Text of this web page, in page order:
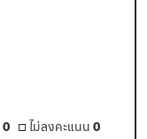
0 ไม่ลงคะแนน 0